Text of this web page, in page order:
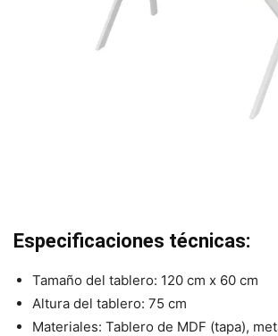
Especificaciones técnicas:
Tamaño del tablero: 120 cm x 60 cm
Altura del tablero: 75 cm
Materiales: Tablero de MDF (tapa),